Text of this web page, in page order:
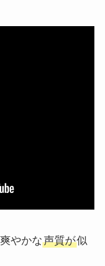
やかな声質が似